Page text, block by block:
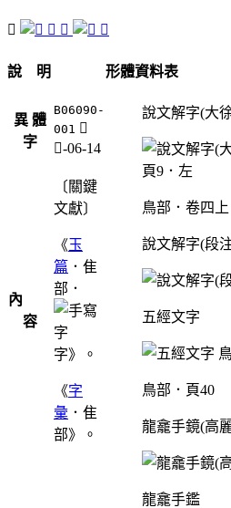
𨾳 𩀑 𪀙 𪃪
說 明
異 體
字
B06090-
001 𨾳
隹-06-14
內
容
〔關鍵
文獻〕
《玉
篇 ．隹
部．
字》。
《字
彙 ．隹
部》。
形體資料表
說文解字(大
鳥部．卷四
說文解字(段
五經文字
鳥部．頁40
龍龕手鏡(高
龍龕手鑑